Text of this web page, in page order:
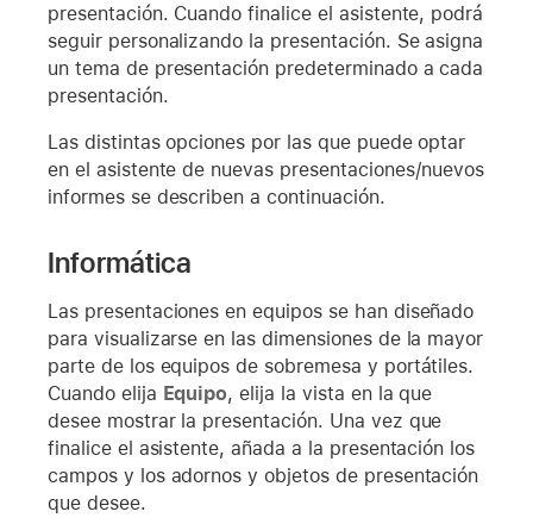
presentación. Cuando finalice el asistente, podrá
seguir personalizando la presentación. Se asigna
un tema de presentación predeterminado a cada
presentación.
Las distintas opciones por las que puede optar
en el asistente de nuevas presentaciones/nuevos
informes se describen a continuación.
Informática
Las presentaciones en equipos se han diseñado
para visualizarse en las dimensiones de la mayor
parte de los equipos de sobremesa y portátiles.
Cuando elija Equipo, elija la vista en la que
desee mostrar la presentación. Una vez que
finalice el asistente, añada a la presentación los
campos y los adornos y objetos de presentación
que desee.